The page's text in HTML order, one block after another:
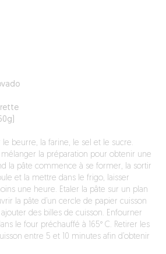
le beurre, la farine, le sel et le sucre.
la préparation pour obtenir une
la pâte commence à se former, la sortir
et la mettre dans le frigo, laisser
une heure. Etaler la pâte sur un plan
la pâte d’un cercle de papier cuisson
des billes de cuisson. Enfourner
le four préchauffé à 165° C. Retirer les
entre 5 et 10 minutes afin d’obtenir